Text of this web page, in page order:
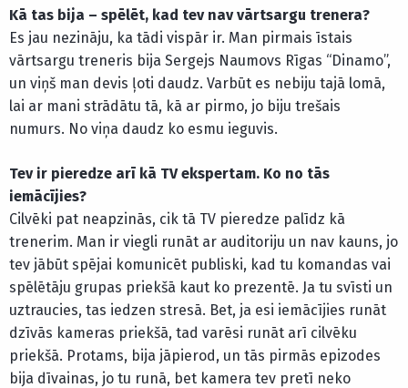
Kā tas bija – spēlēt, kad tev nav vārtsargu trenera?
Es jau nezināju, ka tādi vispār ir. Man pirmais īstais
vārtsargu treneris bija Sergejs Naumovs Rīgas “Dinamo”,
un viņš man devis ļoti daudz. Varbūt es nebiju tajā lomā,
lai ar mani strādātu tā, kā ar pirmo, jo biju trešais
numurs. No viņa daudz ko esmu ieguvis.
Tev ir pieredze arī kā TV ekspertam. Ko no tās
iemācījies?
Cilvēki pat neapzinās, cik tā TV pieredze palīdz kā
trenerim. Man ir viegli runāt ar auditoriju un nav kauns, jo
tev jābūt spējai komunicēt publiski, kad tu komandas vai
spēlētāju grupas priekšā kaut ko prezentē. Ja tu svīsti un
uztraucies, tas iedzen stresā. Bet, ja esi iemācījies runāt
dzīvās kameras priekšā, tad varēsi runāt arī cilvēku
priekšā. Protams, bija jāpierod, un tās pirmās epizodes
bija dīvainas, jo tu runā, bet kamera tev pretī neko